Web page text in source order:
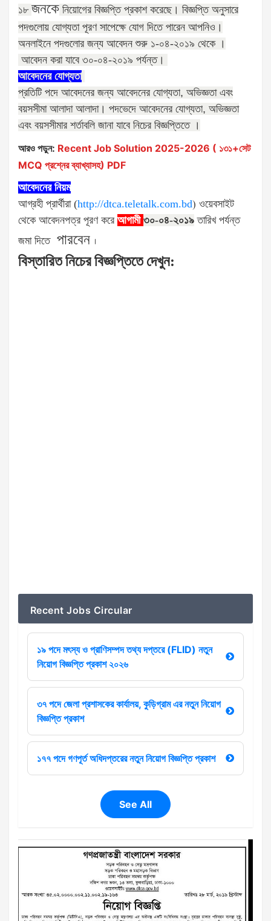
১৮ জনকে নিয়োগের বিজ্ঞপ্তি প্রকাশ করেছে। বিজ্ঞপ্তি অনুসারে
পদগুলোয় যোগ্যতা পূরণ সাপেক্ষে যোগ দিতে পারেন আপনিও।
অনলাইনে পদগুলোর জন্য আবেদন শুরু ১-০৪-২০১৯ থেকে ।
আবেদন করা যাবে ৩০-০৪-২০১৯ পর্যন্ত।
আবেদনের যোগ্যতা
প্রতিটি পদে আবেদনের জন্য আবেদনের যোগ্যতা, অভিজ্ঞতা এবং
বয়সসীমা আলাদা আলাদা। পদভেদে আবেদনের যোগ্যতা, অভিজ্ঞতা
এবং বয়সসীমার শর্তাবলি জানা যাবে নিচের বিজ্ঞপ্তিতে ।
আরও পড়ুন: Recent Job Solution 2025-2026 ( ১৩১+সেট
MCQ প্রশ্নের ব্যাখ্যাসহ) PDF
আবেদনের নিয়ম
আগ্রহী প্রার্থীরা (http://dtca.teletalk.com.bd) ওয়েবসাইট
থেকে আবেদনপত্র পূরণ করে আগামী ৩০-০৪-২০১৯ তারিখ পর্যন্ত
জমা দিতে পারবেন ।
বিস্তারিতনিচেরবিজ্ঞপ্তিতে দেখুন:
Recent Jobs Circular
১৯ পদে মৎস্য ও প্রাণিসম্পদ তথ্য দপ্তরে (FLID) নতুন
নিয়োগ বিজ্ঞপ্তি প্রকাশ ২০২৬
৩৭ পদে জেলা প্রশাসকের কার্যালয়, কুড়িগ্রাম এর নতুন নিয়োগ
বিজ্ঞপ্তি প্রকাশ
১৭৭ পদে গণপূর্ত অধিদপ্তরের নতুন নিয়োগ বিজ্ঞপ্তি প্রকাশ
See All